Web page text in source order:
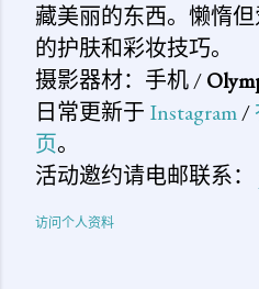
藏美丽的东西。懒惰
的护肤和彩妆技巧。
摄影器材：手机 /
日常更新于 Instagram/
页。
活动邀约请电邮联系：
访问个人资料